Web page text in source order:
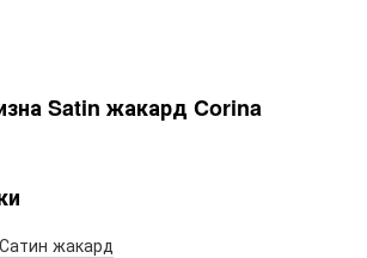
Satin жакард Corina
Сатин жакард